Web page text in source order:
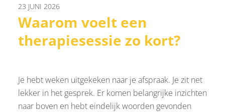
23 JUNI 2026
Waarom voelt een
therapiesessie zo kort?
Je hebt weken uitgekeken naar je afspraak. Je zit net
lekker in het gesprek. Er komen belangrijke inzichten
naar boven en hebt eindelijk woorden gevonden